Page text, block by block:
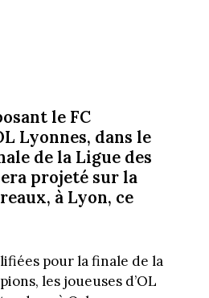
le FC
Lyonnes, dans le
de la Ligue des
projeté sur la
à Lyon, ce
pour la finale de la
les joueuses d’OL